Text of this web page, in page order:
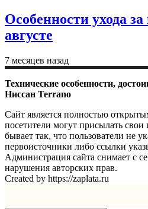
Особенности ухода
августе
7 месяцев назад
Технические особенности,
Ниссан Terrano
Сайт является полностью
посетители могут присылать
бывает так, что пользователи не
первоисточники либо ссылки
Администрация сайта снимает с
нарушения авторских прав.
Created by https://zaplata.ru